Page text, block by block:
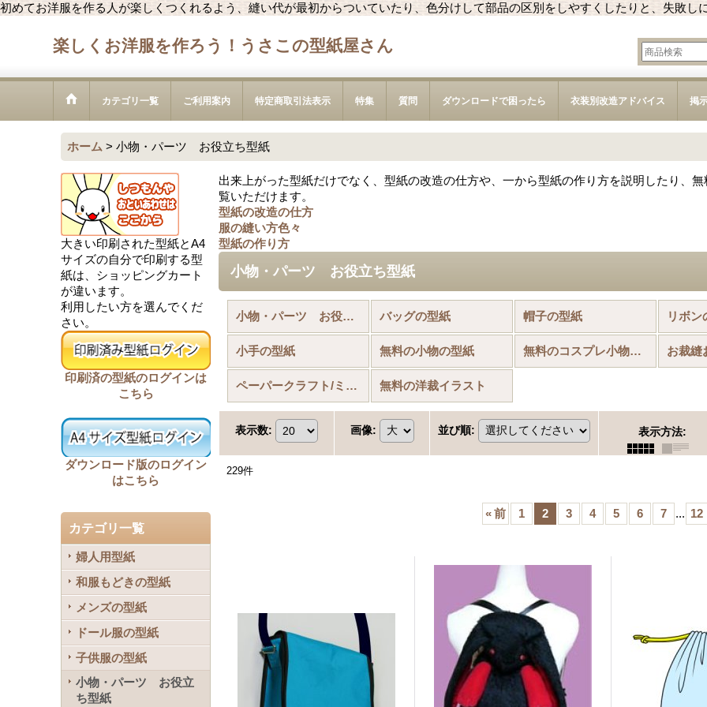
初めてお洋服を作る人が楽しくつくれるよう、縫い代が最初からついていたり、色分けして部品の区別をしやすくしたりと、失敗し
楽しくお洋服を作ろう！うさこの型紙屋さん
カテゴリ一覧 ご利用案内 特定商取引法表示 特集 質問 ダウンロードで困ったら 衣装別改造アドバイス 掲
ホーム > 小物・パーツ お役立ち型紙
大きい印刷された型紙とA4
サイズの自分で印刷する型
紙は、ショッピングカート
が違います。
利用したい方を選んでくだ
さい。
印刷済の型紙のログインは
こちら
ダウンロード版のログイン
はこちら
カテゴリ一覧
婦人用型紙
和服もどきの型紙
メンズの型紙
ドール服の型紙
子供服の型紙
小物・パーツ お役立
ち型紙
出来上がった型紙だけでなく、型紙の改造の仕方や、一から型紙の作り方を説明したり、
覧いただけます。
型紙の改造の仕方
服の縫い方色々
型紙の作り方
小物・パーツ お役立ち型紙
小物・パーツ お役立ち型紙 (全商品) バッグの型紙 帽子の型紙 リボン
小手の型紙 無料の小物の型紙 無料のコスプレ小物の型紙
ペーパークラフト/ミニチュア背景(書き割り) 無料の洋裁イラスト
表示数: 画像: 並び順: 表示方法:
229件
«前 1 2 3 4 5 6 7 ... 12